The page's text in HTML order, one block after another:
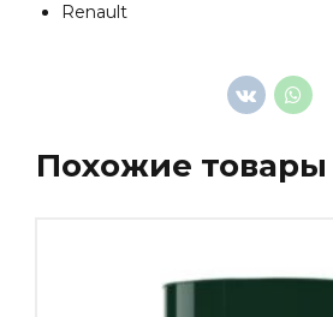
Renault
Похожие товары